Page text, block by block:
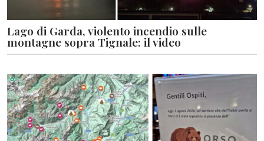
Lago di Garda, violento incendio sulle
montagne sopra Tignale: il video